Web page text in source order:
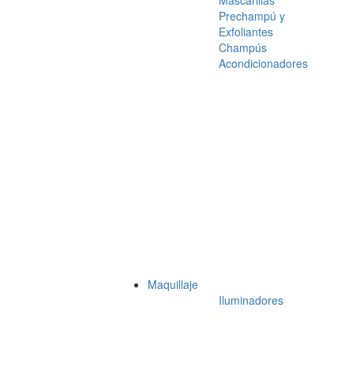
Prechampú y
Exfoliantes
Champús
Acondicionadores
Maquillaje
Iluminadores